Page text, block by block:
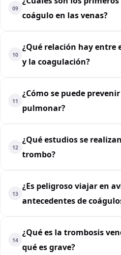
09
coágulo en las venas?
10
¿Qué relación hay entre
y la coagulación?
11
¿Cómo se puede
pulmonar?
12
¿Qué estudios se
trombo?
13
¿Es peligroso viajar en
antecedentes de
14
¿Qué es la trombosis
qué es grave?